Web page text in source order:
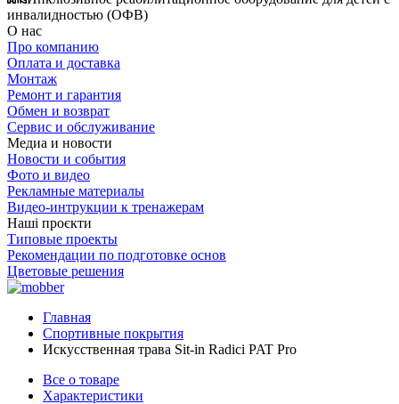
инвалидностью (ОФВ)
О нас
Про компанию
Оплата и доставка
Монтаж
Ремонт и гарантия
Обмен и возврат
Сервис и обслуживание
Медиа и новости
Новости и события
Фото и видео
Рекламные материалы
Видео-интрукции к тренажерам
Наші проєкти
Типовые проекты
Рекомендации по подготовке основ
Цветовые решения
Главная
Спортивные покрытия
Искусственная трава Sit-in Radici PAT Pro
Все о товаре
Характеристики